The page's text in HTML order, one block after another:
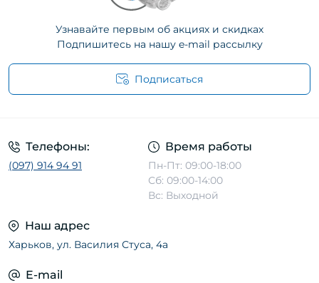
Узнавайте первым об акциях и скидках
Подпишитесь на нашу e-mail рассылку
Подписаться
Телефоны:
(097) 914 94 91
Время работы
Пн-Пт: 09:00-18:00
Сб: 09:00-14:00
Вс: Выходной
Наш адрес
Харьков, ул. Василия Стуса, 4а
E-mail